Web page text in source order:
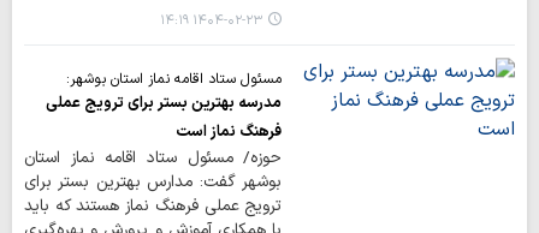
۱۴۰۴-۰۲-۲۳ ۱۴:۱۹
مسئول ستاد اقامه نماز استان بوشهر:
مدرسه بهترین بستر برای ترویج عملی
فرهنگ نماز است
حوزه/ مسئول ستاد اقامه نماز استان
بوشهر گفت: مدارس بهترین بستر برای
ترویج عملی فرهنگ نماز هستند که باید